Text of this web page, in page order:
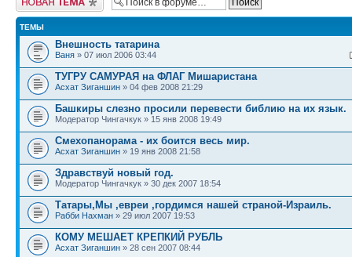
ТЕМЫ
Внешность татарина
Ваня » 07 июл 2006 03:44
ТУГРУ САМУРАЯ на ФЛАГ Мишаристана
Асхат Зиганшин » 04 фев 2008 21:29
Башкиры слезно просили перевести библию на их язык.
Модератор Чингачкук » 15 янв 2008 19:49
Смехопанорама - их боится весь мир.
Асхат Зиганшин » 19 янв 2008 21:58
Здравствуй новый год.
Модератор Чингачкук » 30 дек 2007 18:54
Татары,Мы ,евреи ,гордимся нашей страной-Израиль.
Рабби Нахман » 29 июл 2007 19:53
КОМУ МЕШАЕТ КРЕПКИЙ РУБЛЬ
Асхат Зиганшин » 28 сен 2007 08:44